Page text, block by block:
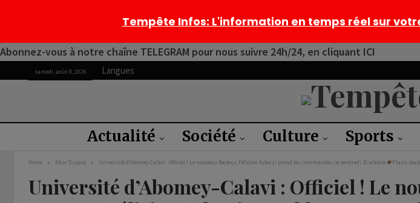
Abonnez-vous à notre chaîne TELEGRAM pour nous suivre 24h/24, en cliquant ICI
samedi, août 8, 2026 Langues
Actualité Société Culture Sports
Home Educ'Espace Université d’Abomey-Calavi : Officiel ! Le nouveau Recteur, Félicien Avlessi prend les commandes ce vendredi 15 octobre Flash-
Université d’Abomey-Calavi : Officiel ! Le
Tempête Infos: L'information en temps réel sur